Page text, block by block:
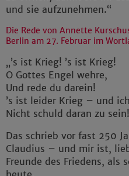
und sie aufzunehmen.“
Die Rede von Annette
Berlin am 27. Februar im
„’s ist Krieg! ’s ist Krieg!
O Gottes Engel wehre,
Und rede du darein!
’s ist leider Krieg – und
Nicht schuld daran zu sein!
Das schrieb vor fast 250
Claudius – und mir ist,
Freunde des Friedens, als